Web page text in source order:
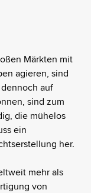
Märkten mit
agieren, sind
auf
sind zum
die mühelos
ein
her.
mehr als
von